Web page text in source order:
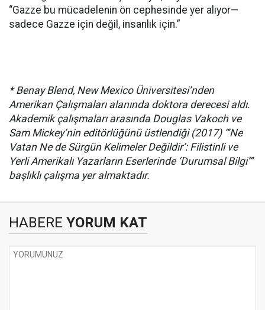
“Gazze bu mücadelenin ön cephesinde yer alıyor—
sadece Gazze için değil, insanlık için.”
* Benay Blend, New Mexico Üniversitesi’nden
Amerikan Çalışmaları alanında doktora derecesi aldı.
Akademik çalışmaları arasında Douglas Vakoch ve
Sam Mickey’nin editörlüğünü üstlendiği (2017) “’Ne
Vatan Ne de Sürgün Kelimeler Değildir’: Filistinli ve
Yerli Amerikalı Yazarların Eserlerinde ‘Durumsal Bilgi’”
başlıklı çalışma yer almaktadır.
HABERE YORUM KAT